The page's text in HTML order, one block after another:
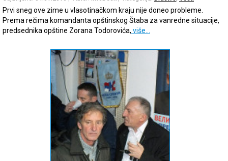
Prvi sneg ove zime u vlasotinačkom kraju nije doneo probleme.
Prema rečima komandanta opštinskog Štaba za vanredne situacije,
predsednika opštine Zorana Todorovića, više…